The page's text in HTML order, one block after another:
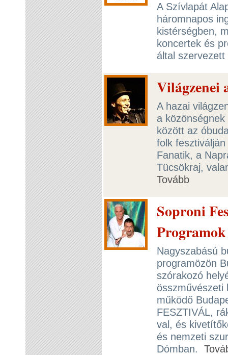
A Szívlapát
háromnapos
kistérségben,
koncertek és
által
Világzenei
A hazai
a
között az
folk
Fanatik, a
Tücsökraj,
Tovább
Soproni
Nagyszabású
programözön
szórakozó
összművészeti
működő
FESZTIVÁL,
val, és
és nemzeti
Dómban.